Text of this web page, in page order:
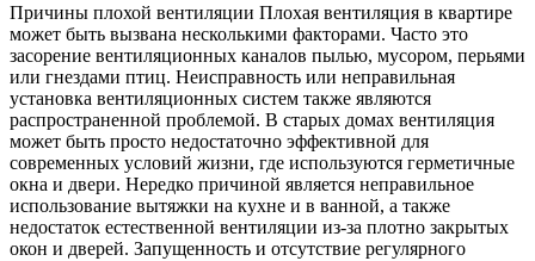
Причины плохой вентиляции Плохая вентиляция в квартире
может быть вызвана несколькими факторами. Часто это
засорение вентиляционных каналов пылью, мусором, перьями
или гнездами птиц. Неисправность или неправильная
установка вентиляционных систем также являются
распространенной проблемой. В старых домах вентиляция
может быть просто недостаточно эффективной для
современных условий жизни, где используются герметичные
окна и двери. Нередко причиной является неправильное
использование вытяжки на кухне и в ванной, а также
недостаток естественной вентиляции из-за плотно закрытых
окон и дверей. Запущенность и отсутствие регулярного